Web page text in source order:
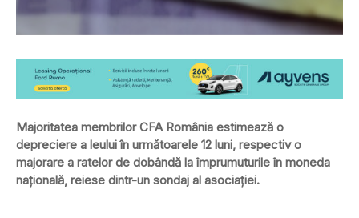
Majoritatea membrilor CFA România estimează o
depreciere a leului în următoarele 12 luni, respectiv o
majorare a ratelor de dobândă la împrumuturile în moneda
naţională, reiese dintr-un sondaj al asociaţiei.